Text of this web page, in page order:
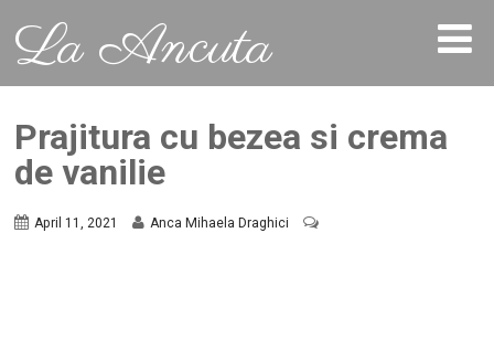
La Ancuta
Prajitura cu bezea si crema
de vanilie
April 11, 2021 Anca Mihaela Draghici